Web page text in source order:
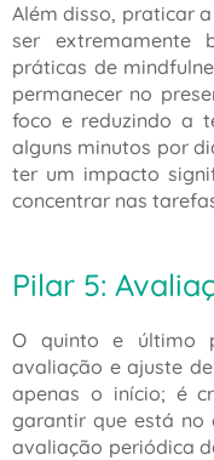
Além disso, praticar
ser extremamente
práticas de
permanecer no
foco e reduzindo a
alguns minutos por
ter um impacto
concentrar nas
Pilar 5:
O quinto e último
avaliação e ajuste
apenas o início; é
garantir que está no
avaliação periódica